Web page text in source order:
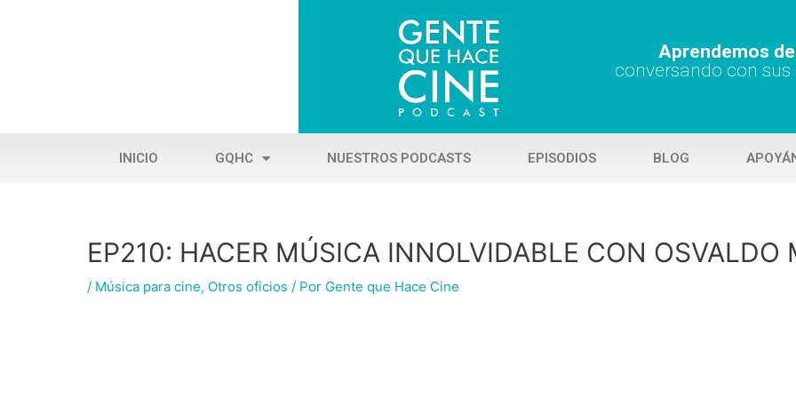
Aprendemos
conversando con sus
INICIO GQHC NUESTROS PODCASTS EPISODIOS BLOG
EP210: HACER MÚSICA INNOLVIDABLE CON OSVALDO
/ Música para cine, Otros oficios / Por Gente que Hace Cine
Navegación
de
entradas